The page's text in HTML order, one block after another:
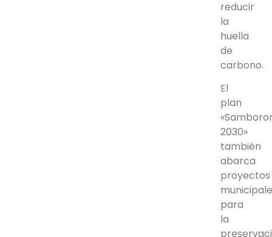
reducir
la
huella
de
carbono.
El
plan
2030»
también
abarca
proyectos
para
la